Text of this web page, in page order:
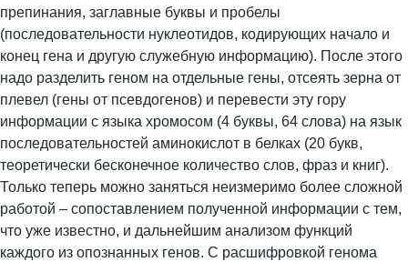
препинания, заглавные буквы и пробелы
(последовательности нуклеотидов, кодирующих начало и
конец гена и другую служебную информацию). После этого
надо разделить геном на отдельные гены, отсеять зерна от
плевел (гены от псевдогенов) и перевести эту гору
информации с языка хромосом (4 буквы, 64 слова) на язык
последовательностей аминокислот в белках (20 букв,
теоретически бесконечное количество слов, фраз и книг).
Только теперь можно заняться неизмеримо более сложной
работой – сопоставлением полученной информации с тем,
что уже известно, и дальнейшим анализом функций
каждого из опознанных генов. С расшифровкой генома